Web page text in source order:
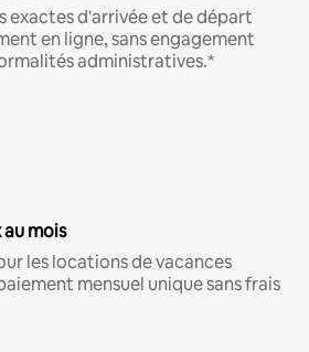
exactes d'arrivée et de départ
en ligne, sans engagement
administratives.*
mois
les locations de vacances
mensuel unique sans frais